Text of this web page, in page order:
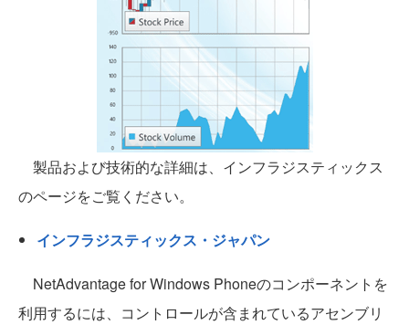
製品および技術的な詳細は、インフラジスティックス
のページをご覧ください。
インフラジスティックス・ジャパン
NetAdvantage for Windows Phoneのコンポーネントを
利用するには、コントロールが含まれているアセンブリ